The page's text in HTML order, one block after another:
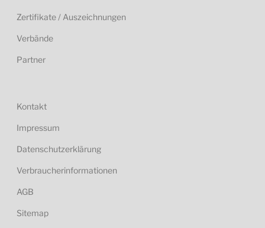
Zertifikate / Auszeichnungen
Verbände
Partner
Kontakt
Impressum
Datenschutzerklärung
Verbraucherinformationen
AGB
Sitemap